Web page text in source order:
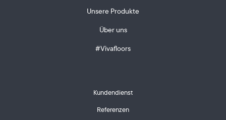
Unsere Produkte
Über uns
#Vivafloors
Kundendienst
Referenzen